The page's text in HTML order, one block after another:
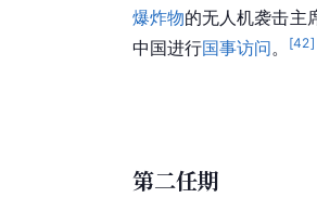
爆炸物的无人机袭击主
中国进行国事访问。 [42]
第二任期